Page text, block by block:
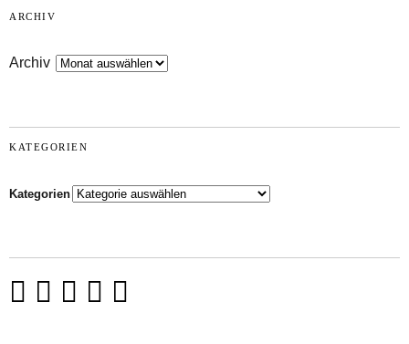
ARCHIV
Archiv
KATEGORIEN
Kategorien